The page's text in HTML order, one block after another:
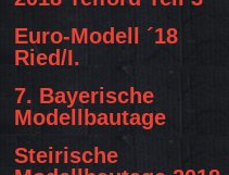
Euro-Modell ´18
Ried/I.
7. Bayerische
Modellbautage
Steirische